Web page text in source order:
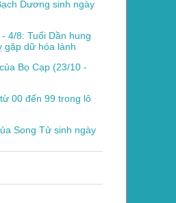
Dương sinh ngày
4/8: Tuổi Dần hung
gặp dữ hóa lành
Bọ Cạp (23/10 -
00 đến 99 trong lô
Song Tử sinh ngày